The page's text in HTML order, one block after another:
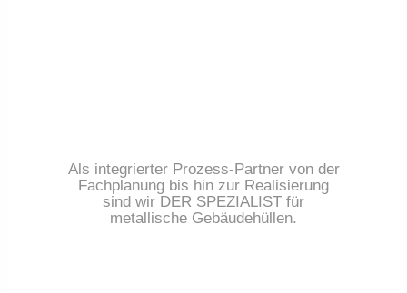
Als integrierter Prozess-Partner von der
Fachplanung bis hin zur Realisierung
sind wir DER SPEZIALIST für
metallische Gebäudehüllen.